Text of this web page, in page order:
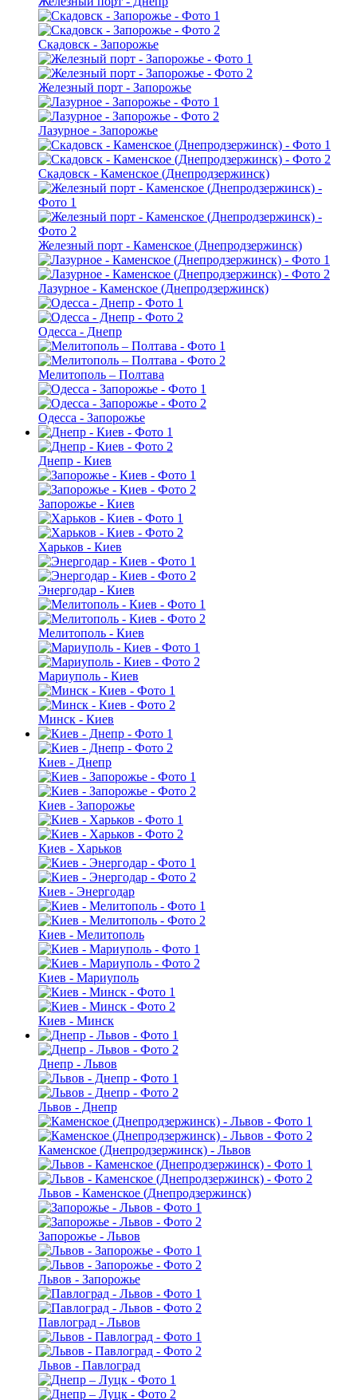
Скадовск - Запорожье
Железный порт - Запорожье
Лазурное - Запорожье
Скадовск - Каменское (Днепродзержинск)
Железный порт - Каменское (Днепродзержинск)
Лазурное - Каменское (Днепродзержинск)
Одесса - Днепр
Мелитополь – Полтава
Одесса - Запорожье
Днепр - Киев
Запорожье - Киев
Харьков - Киев
Энергодар - Киев
Мелитополь - Киев
Мариуполь - Киев
Минск - Киев
Киев - Днепр
Киев - Запорожье
Киев - Харьков
Киев - Энергодар
Киев - Мелитополь
Киев - Мариуполь
Киев - Минск
Днепр - Львов
Львов - Днепр
Каменское (Днепродзержинск) - Львов
Львов - Каменское (Днепродзержинск)
Запорожье - Львов
Львов - Запорожье
Павлоград - Львов
Львов - Павлоград